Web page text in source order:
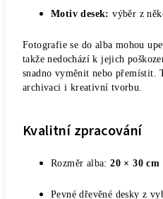
Motiv desek: výběr z
Fotografie se do alba mohou
takže nedochází k jejich
snadno vyměnit nebo přemístit.
archivaci i kreativní tvorbu.
Kvalitní zpracování
Rozměr alba:20 × 30 cm
Pevné dřevěné desky z